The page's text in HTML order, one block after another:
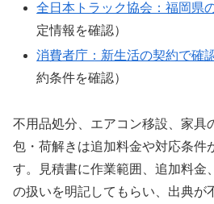
全日本トラック協会：福岡県
定情報を確認）
消費者庁：新生活の契約で確
約条件を確認）
不用品処分、エアコン移設、家具
包・荷解きは追加料金や対応条件
す。見積書に作業範囲、追加料金
の扱いを明記してもらい、出典が